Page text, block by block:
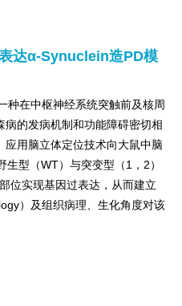
达α-Synuclein造PD模
种在中枢神经系统突触前及核周
的发病机制和功能障碍密切相
用脑立体定位技术向大鼠中脑
型（WT）与突变型（1，2）
位实现基因过表达，从而建立
）及组织病理、生化角度对该